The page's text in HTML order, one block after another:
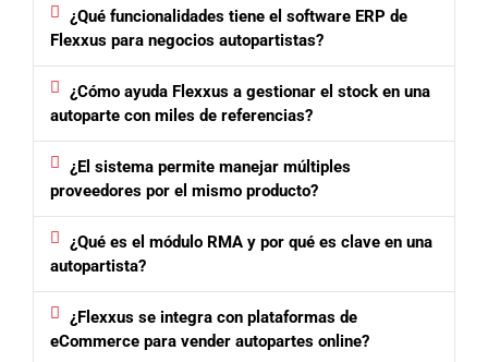
¿Qué funcionalidades tiene el software ERP de
Flexxus para negocios autopartistas?
¿Cómo ayuda Flexxus a gestionar el stock en una
autoparte con miles de referencias?
¿El sistema permite manejar múltiples
proveedores por el mismo producto?
¿Qué es el módulo RMA y por qué es clave en una
autopartista?
¿Flexxus se integra con plataformas de
eCommerce para vender autopartes online?